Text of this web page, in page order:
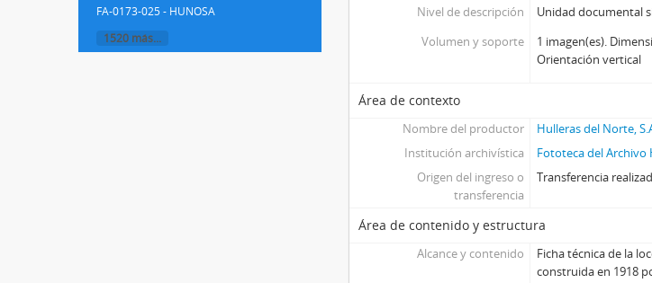
FA-0173-025 - HUNOSA
1520 más...
Nivel de descripción
Unidad documental
Volumen y soporte
1 imagen(es).
Orientación vertical
Área de contexto
Nombre del productor
Hulleras del Norte,
Institución archivística
Fototeca del
Origen del ingreso o
transferencia
Transferencia
Área de contenido y estructura
Alcance y contenido
Ficha técnica de la
construida en 1918